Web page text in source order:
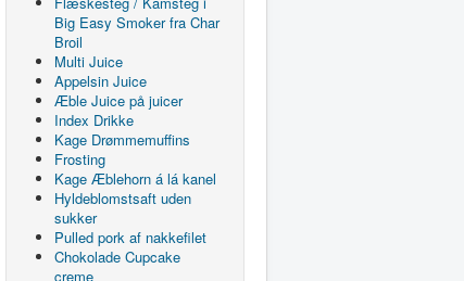
Big Easy Smoker fra Char
Broil
Multi Juice
Appelsin Juice
Æble Juice på juicer
Index Drikke
Kage Drømmemuffins
Frosting
Kage Æblehorn á lá kanel
Hyldeblomstsaft uden
sukker
Pulled pork af nakkefilet
Chokolade Cupcake
creme